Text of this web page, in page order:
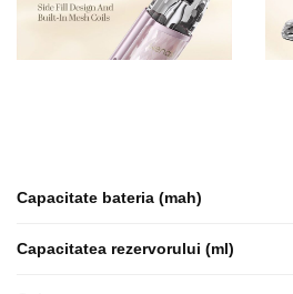
Capacitate bateria (mah)
Capacitatea rezervorului (ml)